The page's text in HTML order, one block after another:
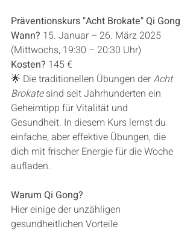
Präventionskurs "Acht Brokate" Qi Gong
Wann? 15. Januar – 26. März 2025
(Mittwochs, 19:30 – 20:30 Uhr)
Kosten? 145 €
🌟 Die traditionellen Übungen der Acht
Brokate sind seit Jahrhunderten ein
Geheimtipp für Vitalität und
Gesundheit. In diesem Kurs lernst du
einfache, aber effektive Übungen, die
dich mit frischer Energie für die Woche
aufladen.
Warum Qi Gong?
Hier einige der unzähligen
gesundheitlichen Vorteile